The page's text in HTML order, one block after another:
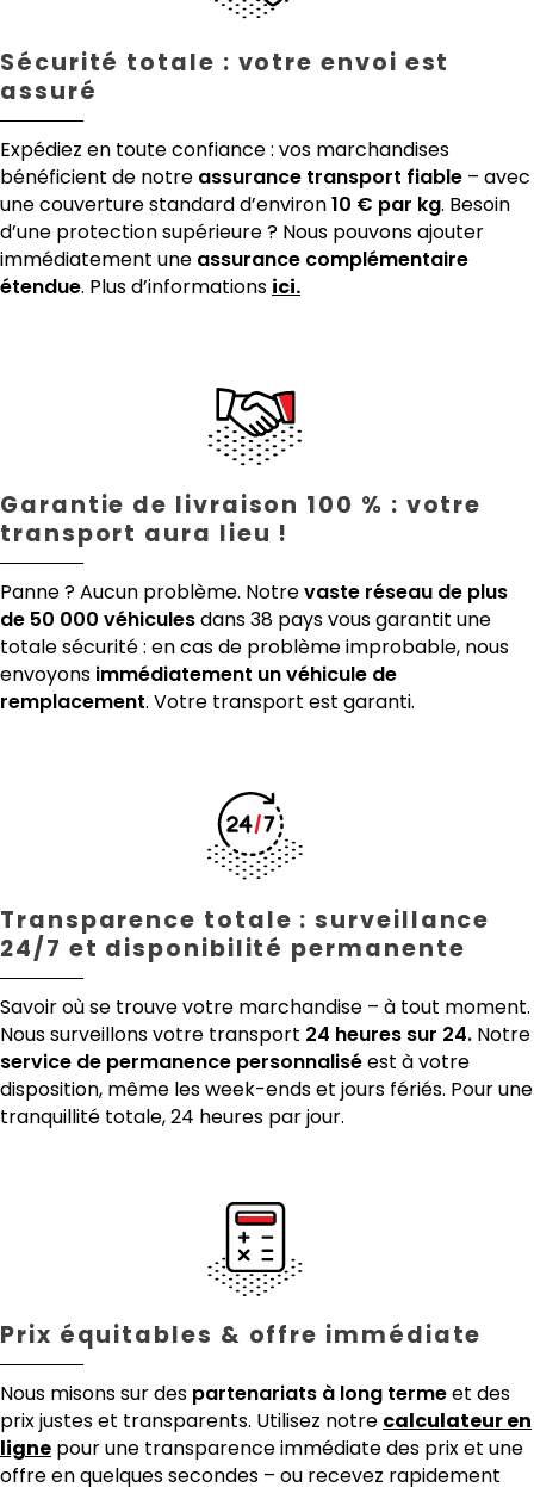
Sécurité totale : votre envoi est
assuré
Expédiez en toute confiance : vos marchandises
bénéficient de notre assurance transport fiable – avec
une couverture standard d’environ10 € par kg. Besoin
d’une protection supérieure ? Nous pouvons ajouter
immédiatement une assurance complémentaire
étendue. Plus d’informations ici.
Garantie de livraison 100 % : votre
transport aura lieu !
Panne ? Aucun problème. Notrevaste réseau de plus
de 50 000 véhiculesdans 38 pays vous garantit une
totale sécurité : en cas de problème improbable, nous
envoyons immédiatement un véhicule de
remplacement. Votre transport est garanti.
Transparence totale : surveillance
24/7 et disponibilité permanente
Savoir où se trouve votre marchandise – à tout moment.
Nous surveillons votre transport 24 heures sur 24. Notre
service de permanence personnaliséest à votre
disposition, même les week-ends et jours fériés. Pour une
tranquillité totale, 24 heures par jour.
Prix équitables & offre immédiate
Nous misons sur des partenariats à long termeet des
prix justes et transparents. Utilisez notre calculateur en
ligne pour une transparence immédiate des prix et une
offre en quelques secondes – ou recevez rapidement